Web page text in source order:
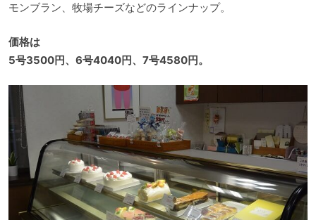
モンブラン、牧場チーズなどのラインナップ。
価格は
5号3500円、6号4040円、7号4580円。